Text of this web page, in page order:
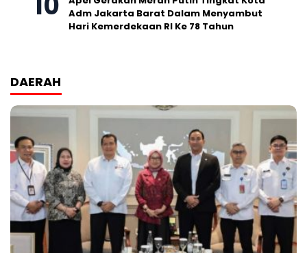
Adm Jakarta Barat Dalam Menyambut
Hari Kemerdekaan RI Ke 78 Tahun
DAERAH